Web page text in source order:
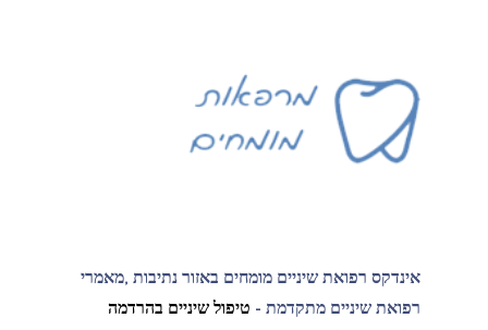
אינדקס רפואת שיניים מומחים באזור נתיבות ,מאמרי
רפואת שיניים מתקדמת - טיפול שיניים בהרדמה